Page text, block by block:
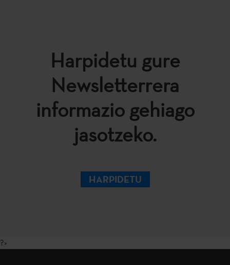
Harpidetu gure
Newsletterrera
informazio gehiago
jasotzeko.
HARPIDETU
?>